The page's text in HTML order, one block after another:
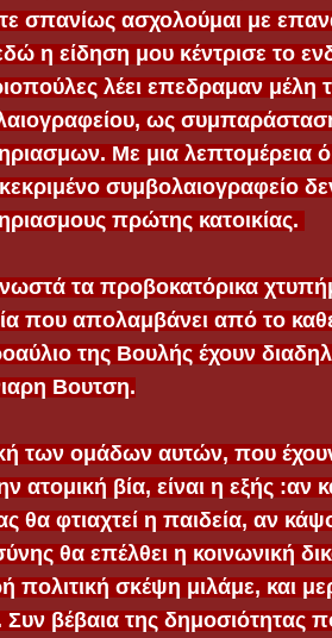
σπανίως ασχολούμαι με
η είδηση μου κέντρισε το
λέει επεδραμαν μέλη
ως
Με μια λεπτομέρεια
συμβολαιογραφείο
πρώτης κατοικίας.
τα προβοκατόρικα
που απολαμβάνει από το
της Βουλής έχουν
Βουτση.
των ομάδων αυτών, που
ατομική βία, είναι η εξής
θα φτιαχτεί η παιδεία, αν
θα επέλθει η κοινωνική
πολιτική σκέψη μιλάμε, και
Συν βέβαια της